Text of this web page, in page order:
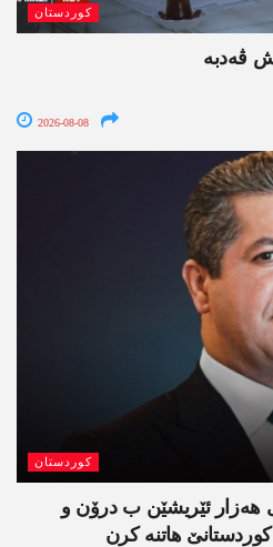
کوردستان
ڤەدبە
2026-08-08
کوردستان
ھەزار ئێریشێن ب درۆن و
ھاتنە کرن